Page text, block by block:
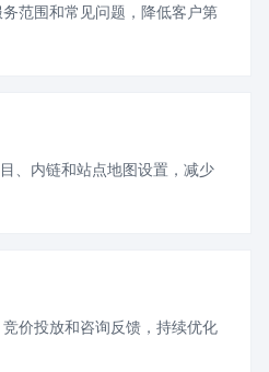
范围和常见问题，降低客户第
、内链和站点地图设置，减少
价投放和咨询反馈，持续优化